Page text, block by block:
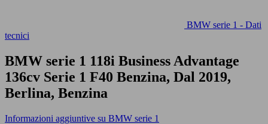
BMW serie 1 - Dati
tecnici
BMW serie 1 118i Business Advantage
136cv Serie 1 F40 Benzina, Dal 2019,
Berlina, Benzina
Informazioni aggiuntive su BMW serie 1